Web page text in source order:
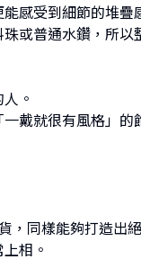
感受到細節的堆疊
普通水鑽，所以
。
戴就很有風格」的
，同樣能夠打造出
相。